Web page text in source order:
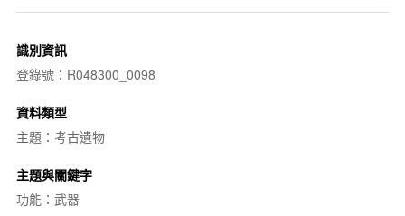
識別資訊
登錄號：R048300_0098
資料類型
主題：考古遺物
主題與關鍵字
功能：武器